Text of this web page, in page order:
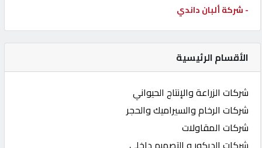
- شركة ألبان داندي
الأقسام الرئيسية
شركات الزراعة والإنتاج الحيواني
شركات الرخام والسيراميك والحجر
شركات المقاولات